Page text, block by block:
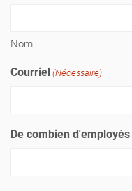
Nom
Courriel (Nécessaire)
De combien